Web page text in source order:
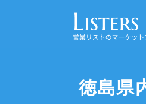
徳島県